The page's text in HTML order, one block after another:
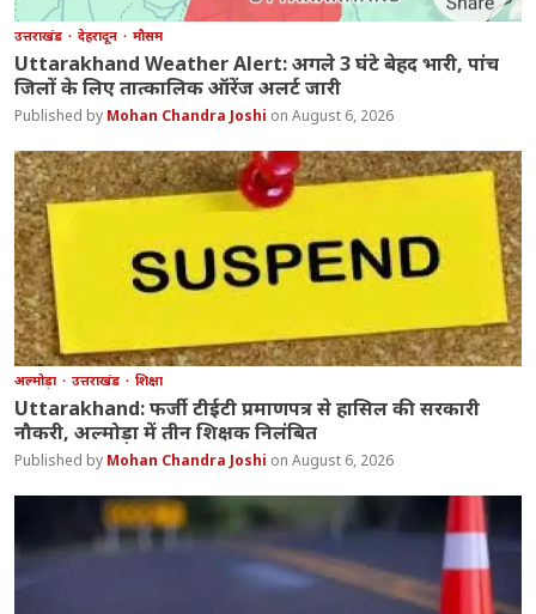
उत्तराखंड देहरादून मौसम
Uttarakhand Weather Alert: अगले 3 घंटे बेहद भारी, पांच
जिलों के लिए तात्कालिक ऑरेंज अलर्ट जारी
Mohan Chandra Joshi August 6, 2026
अल्मोड़ा उत्तराखंड शिक्षा
Uttarakhand: फर्जी टीईटी प्रमाणपत्र से हासिल की सरकारी
नौकरी, अल्मोड़ा में तीन शिक्षक निलंबित
Mohan Chandra Joshi August 6, 2026